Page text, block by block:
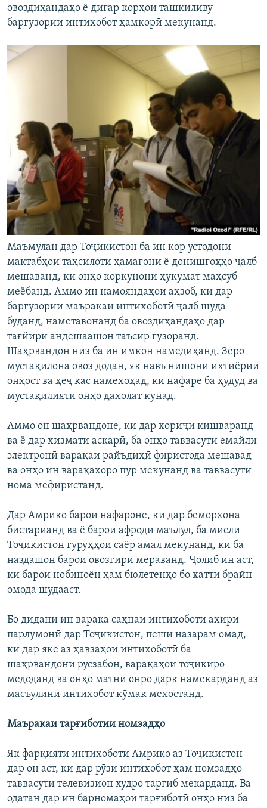
овоздиҳандаҳо ё дигар корҳои ташкиливу
баргузории интихобот ҳамкорӣ мекунанд.
Маъмулан дар Тоҷикистон ба ин кор устодони
мактабҳои таҳсилоти ҳамагонӣ ё донишгоҳҳо ҷалб
мешаванд, ки онҳо коркунони ҳукумат маҳсуб
меёбанд. Аммо ин намояндаҳои аҳзоб, ки дар
баргузории маъракаи интихоботӣ ҷалб шуда
буданд, наметавонанд ба овоздиҳандаҳо дар
тағйири андешаашон таъсир гузоранд.
Шаҳрвандон низ ба ин имкон намедиҳанд. Зеро
мустақилона овоз додан, як навъ нишони ихтиёрии
онҳост ва ҳеҷ кас намехоҳад, ки нафаре ба ҳудуд ва
мустақилияти онҳо дахолат кунад.
Аммо он шаҳрвандоне, ки дар хориҷи кишваранд
ва ё дар хизмати аскарӣ, ба онҳо таввасути емайли
электронӣ варақаи райъдиҳӣ фиристода мешавад
ва онҳо ин варақахоро пур мекунанд ва таввасути
нома мефиристанд.
Дар Амрико барои нафароне, ки дар беморхона
бистарианд ва ё барои афроди маълул, ба мисли
Тоҷикистон гурӯҳҳои саёр амал мекунанд, ки ба
наздашон барои овозгирӣ мераванд. Ҷолиб ин аст,
ки барои нобиноён ҳам бюлетенҳо бо хатти брайн
омода шудааст.
Бо дидани ин варака саҳнаи интихоботи ахири
парлумонӣ дар Тоҷикистон, пеши назарам омад,
ки дар яке аз ҳавзаҳои интихоботӣ ба
шаҳрвандони русзабон, варақаҳои тоҷикиро
медоданд ва онҳо матни онро дарк намекарданд аз
масъулини интихобот кӯмак мехостанд.
Маъракаи тарғиботии номзадҳо
Як фарқияти интихоботи Амрико аз Тоҷикистон
дар он аст, ки дар рӯзи интихобот ҳам номзадҳо
таввасути телевизион худро тарғиб мекарданд. Ва
одатан дар ин барномаҳои тарғиботӣ онҳо низ ба